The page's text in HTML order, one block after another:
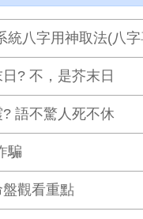
統八字用神取法(八
? 不，是芥末日
語不驚人死不休
騙
觀看重點